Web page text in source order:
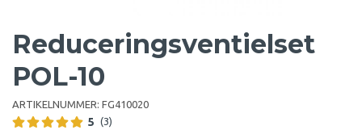
Reduceringsventielset
POL-10
ARTIKELNUMMER: FG410020
5 (3)